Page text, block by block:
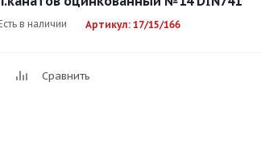
в наличии Артикул: 17/15/166
Сравнить